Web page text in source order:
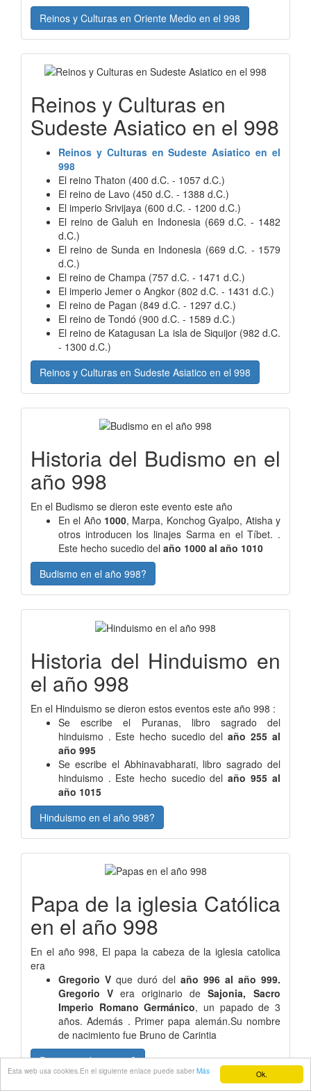
Ok.
Esta web usa cookies.En el siguiente enlace puede saber Más
Reinos y Culturas en Oriente Medio en el 998
Reinos y Culturas en
Sudeste Asiatico en el 998
Reinos y Culturas en Sudeste Asiatico en el
998
El reino Thaton (400 d.C. - 1057 d.C.)
El reino de Lavo (450 d.C. - 1388 d.C.)
El imperio Srivijaya (600 d.C. - 1200 d.C.)
El reino de Galuh en Indonesia (669 d.C. - 1482
d.C.)
El reino de Sunda en Indonesia (669 d.C. - 1579
d.C.)
El reino de Champa (757 d.C. - 1471 d.C.)
El imperio Jemer o Angkor (802 d.C. - 1431 d.C.)
El reino de Pagan (849 d.C. - 1297 d.C.)
El reino de Tondó (900 d.C. - 1589 d.C.)
El reino de Katagusan La isla de Siquijor (982 d.C.
- 1300 d.C.)
Reinos y Culturas en Sudeste Asiatico en el 998
Historia del Budismo en el
año 998
En el Budismo se dieron este evento este año
En el Año 1000, Marpa, Konchog Gyalpo, Atisha y
otros introducen los linajes Sarma en el Tíbet. .
Este hecho sucedio del año 1000 al año 1010
Budismo en el año 998?
Historia del Hinduismo en
el año 998
En el Hinduismo se dieron estos eventos este año 998 :
Se escribe el Puranas, libro sagrado del
hinduismo . Este hecho sucedio del año 255 al
año 995
Se escribe el Abhinavabharati, libro sagrado del
hinduismo . Este hecho sucedio del año 955 al
año 1015
Hinduismo en el año 998?
Papa de la iglesia Católica
en el año 998
En el año 998, El papa la cabeza de la iglesia catolica
era
Gregorio V que duró del año 996 al año 999.
Gregorio V era originario de Sajonia, Sacro
Imperio Romano Germánico, un papado de 3
años. Además . Primer papa alemán.Su nombre
de nacimiento fue Bruno de Carintia
Papas en el año 998?